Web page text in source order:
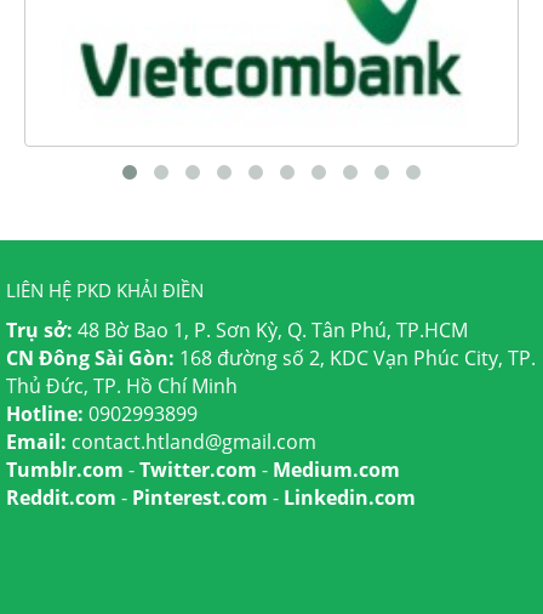
LIÊN HỆ PKD KHẢI ĐIỀN
Trụ sở: 48 Bờ Bao 1, P. Sơn Kỳ, Q. Tân Phú, TP.HCM
CN Đông Sài Gòn: 168 đường số 2, KDC Vạn Phúc City, TP.
Thủ Đức, TP. Hồ Chí Minh
Hotline: 0902993899
Email: contact.htland@gmail.com
Tumblr.com -Twitter.com - Medium.com
Reddit.com - Pinterest.com - Linkedin.com